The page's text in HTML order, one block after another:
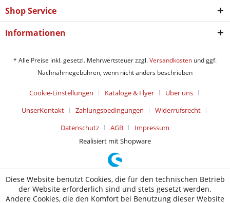
Shop Service
Informationen
* Alle Preise inkl. gesetzl. Mehrwertsteuer zzgl.Versandkosten und ggf.
Nachnahmegebühren, wenn nicht anders beschrieben
Cookie-Einstellungen Kataloge & Flyer
Über uns
UnserKontakt
Zahlungsbedingungen
Widerrufsrecht
Datenschutz
AGB
Impressum
Realisiert mit Shopware
Diese Website benutzt Cookies, die für den technischen Betrieb
der Website erforderlich sind und stets gesetzt werden.
Andere Cookies, die den Komfort bei Benutzung dieser Website